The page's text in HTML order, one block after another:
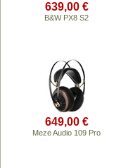
639,00 €
B&W PX8 S2
649,00 €
Meze Audio 109 Pro